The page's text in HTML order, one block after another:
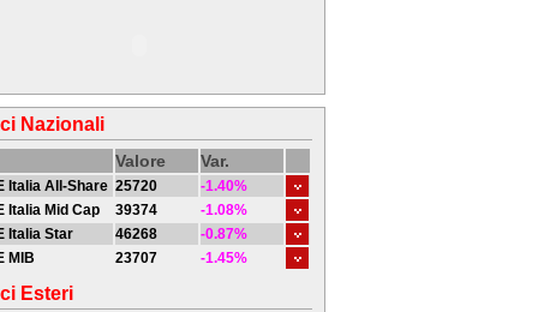
Nazionali
Valore Var.
Italia All-Share 25720
-1.40%
Italia Mid Cap
39374
-1.08%
Italia Star
46268
-0.87%
MIB
23707 -1.45%
Esteri